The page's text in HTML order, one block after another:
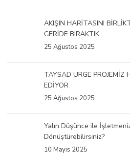
AKIŞIN HARİTASINI
GERİDE BIRAKTIK
25 Ağustos 2025
TAYSAD URGE PROJEMİZ
EDİYOR
25 Ağustos 2025
Yalın Düşünce ile
Dönüştürebilirsiniz?
10 Mayıs 2025